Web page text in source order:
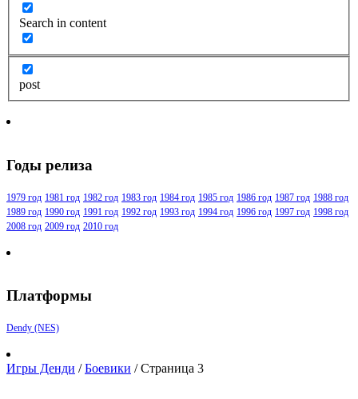
Search in content
post
Годы релиза
1979 год 1981 год 1982 год 1983 год 1984 год 1985 год 1986 год 1987 год 1988 год
1989 год 1990 год 1991 год 1992 год 1993 год 1994 год 1996 год 1997 год 1998 год
2008 год 2009 год 2010 год
Платформы
Dendy (NES)
Игры Денди /Боевики /Страница 3